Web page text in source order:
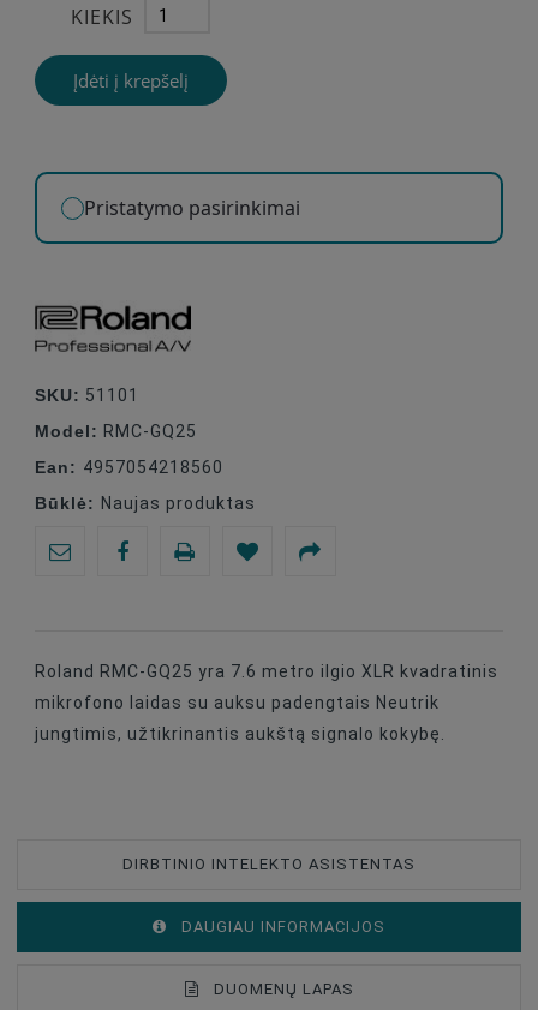
KIEKIS
Įdėti į krepšelį
Pristatymo pasirinkimai
SKU: 51101
Model: RMC-GQ25
Ean: 4957054218560
Būklė: Naujas produktas
Roland RMC-GQ25 yra 7.6 metro ilgio XLR kvadratinis
mikrofono laidas su auksu padengtais Neutrik
jungtimis, užtikrinantis aukštą signalo kokybę.
DIRBTINIO INTELEKTO ASISTENTAS
DAUGIAU INFORMACIJOS
DUOMENŲ LAPAS